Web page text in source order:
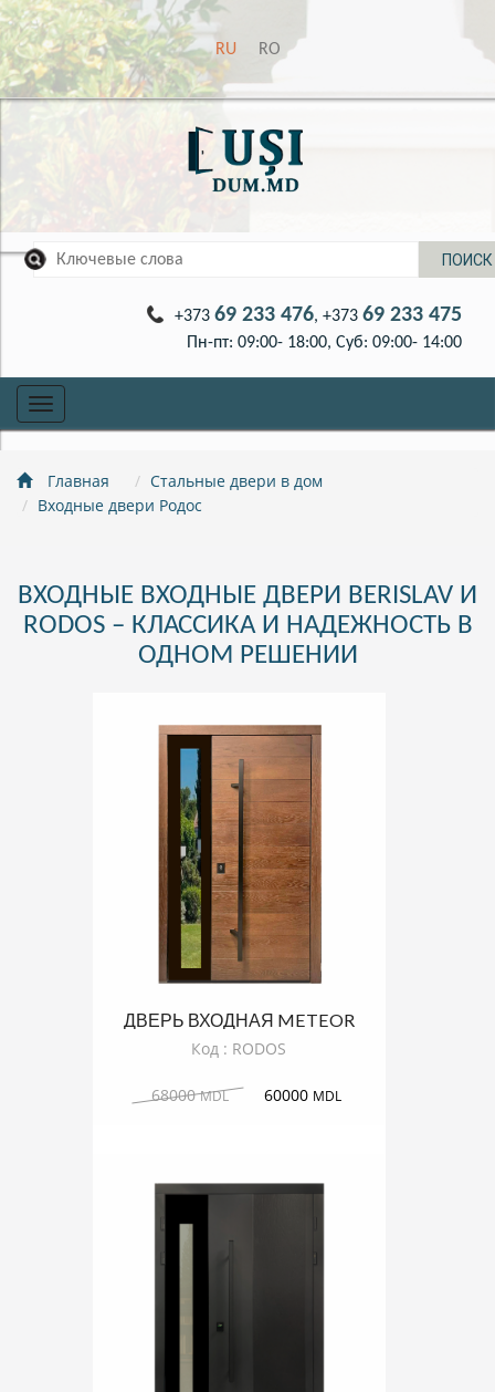
RU RO
+373 69 233 476, +373 69 233 475
Пн-пт: 09:00- 18:00, Суб: 09:00- 14:00
Toggle
navigation
Главная
Стальные двери в дом
Входные двери Родос
ВХОДНЫЕ ВХОДНЫЕ ДВЕРИ BERISLAV И
RODOS – КЛАССИКА И НАДЕЖНОСТЬ В
ОДНОМ РЕШЕНИИ
ДВЕРЬ ВХОДНАЯ METEOR
RODOS
Код : RODOS
68000MDL 60000 MDL